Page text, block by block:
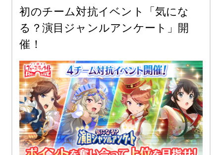
初のチーム対抗イベント「気にな
る？演目ジャンルアンケート」開
催！